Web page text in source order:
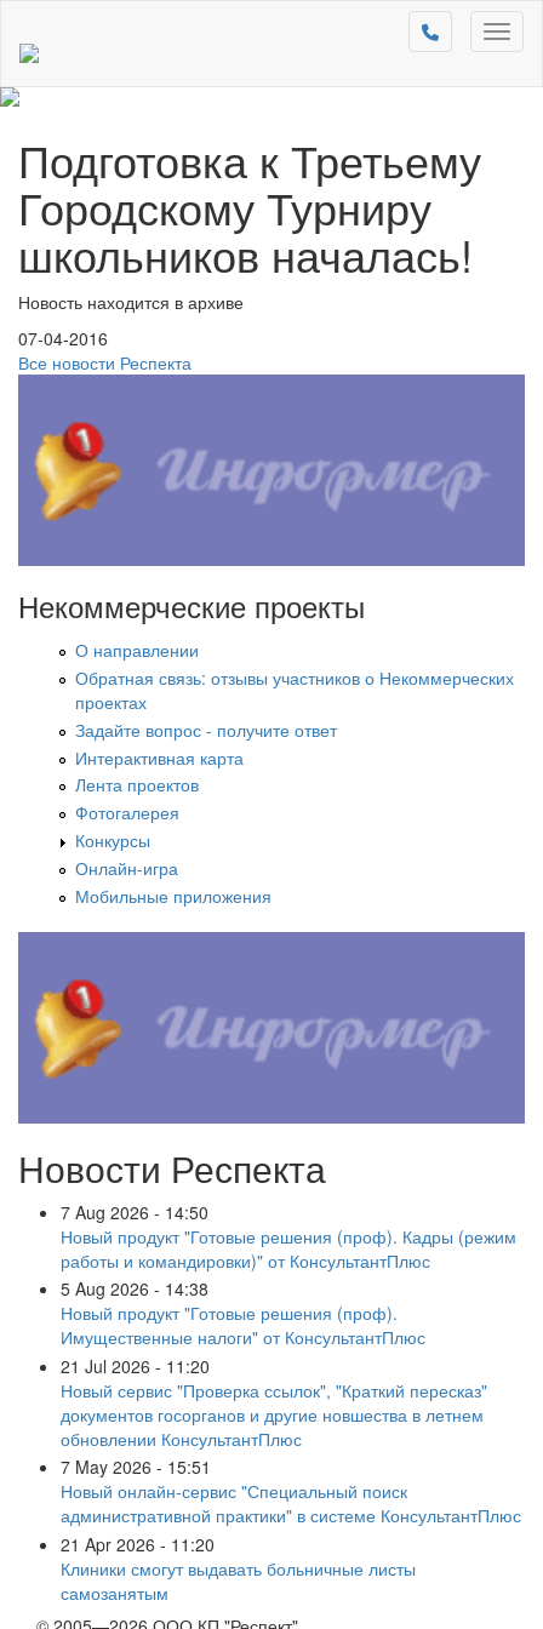
Подготовка к Третьему
Городскому Турниру
школьников началась!
Новость находится в архиве
07-04-2016
Все новости Респекта
Некоммерческие проекты
О направлении
Обратная связь: отзывы участников о Некоммерческих
проектах
Задайте вопрос - получите ответ
Интерактивная карта
Лента проектов
Фотогалерея
Конкурсы
Онлайн-игра
Мобильные приложения
Новости Респекта
7 Aug 2026 - 14:50
Новый продукт "Готовые решения (проф). Кадры (режим
работы и командировки)" от КонсультантПлюс
5 Aug 2026 - 14:38
Новый продукт "Готовые решения (проф).
Имущественные налоги" от КонсультантПлюс
21 Jul 2026 - 11:20
Новый сервис "Проверка ссылок", "Краткий пересказ"
документов госорганов и другие новшества в летнем
обновлении КонсультантПлюс
7 May 2026 - 15:51
Новый онлайн-сервис "Специальный поиск
административной практики" в системе КонсультантПлюс
21 Apr 2026 - 11:20
Клиники смогут выдавать больничные листы
самозанятым